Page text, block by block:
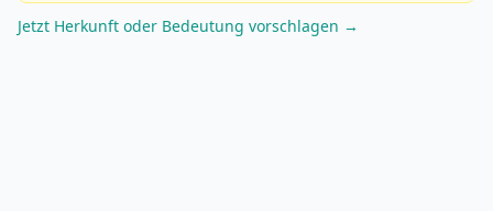
Jetzt Herkunft oder Bedeutung vorschlagen →